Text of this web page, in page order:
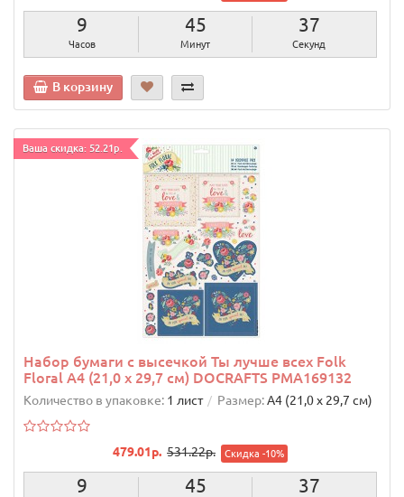
9
Часов
45
Минут
36
Секунд
В корзину
Ваша скидка: 52.21р.
Набор бумаги с высечкой Ты лучше всех Folk
Floral А4 (21,0 х 29,7 см) DOCRAFTS PMA169132
Количество в упаковке: 1 лист Размер:А4 (21,0 х 29,7 см)
479.01р. 531.22р. Скидка -10%
9 45 36